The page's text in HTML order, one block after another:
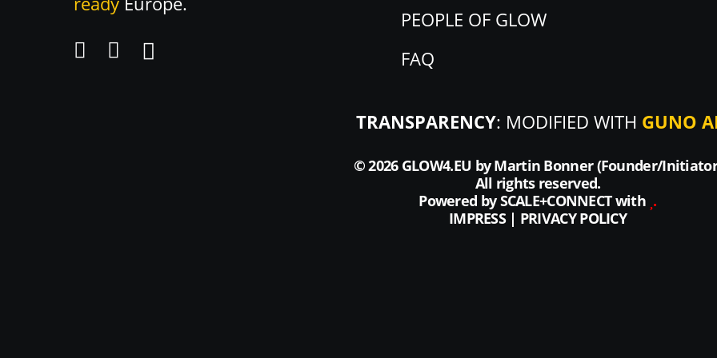
PEOPLE OF GLOW
FAQ
TRANSPARENCY: MODIFIED WITH GUNO
© 2026 GLOW4.EU byMartin Bonner (Founder/
All rights reserved.
Powered bySCALE+CONNECTwith .
IMPRESS| PRIVACY POLICY